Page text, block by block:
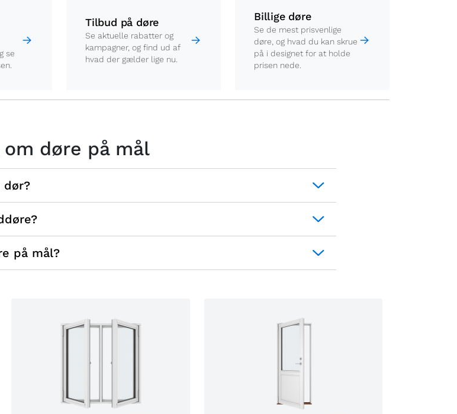
se
Tilbud på døre
Se aktuelle rabatter og
kampagner, og find ud af
hvad der gælder lige nu.
Billige døre
Se de mest prisvenlige
døre, og hvad du kan skrue
på i designet for at holde
prisen nede.
døre på mål
dør?
på mål?